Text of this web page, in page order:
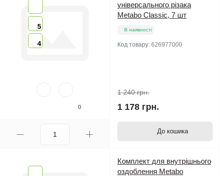
5
4
0
універсального різака
Metabo Classic, 7 шт
В наявності
Код товару: 626977000
1 240 грн.
1 178 грн.
До кошика
Комплект для внутрішнього
оздоблення Metabo